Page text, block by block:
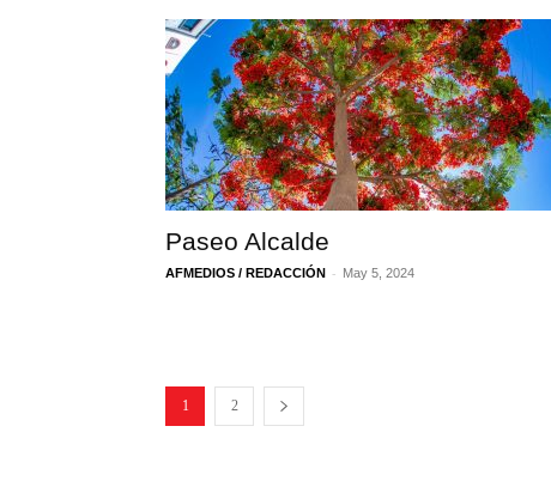
Paseo Alcalde
AFMEDIOS / REDACCIÓN - May 5, 2024
1 2